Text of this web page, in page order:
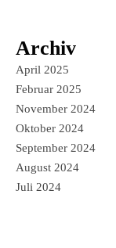
Archiv
April 2025
Februar 2025
November 2024
Oktober 2024
September 2024
August 2024
Juli 2024